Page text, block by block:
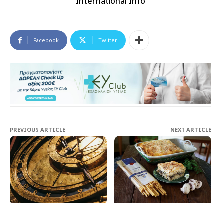
Facebook Twitter
PREVIOUS ARTICLE NEXT ARTICLE